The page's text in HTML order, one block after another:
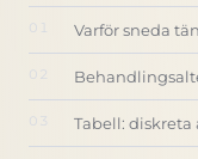
Varför sneda
Tabell: